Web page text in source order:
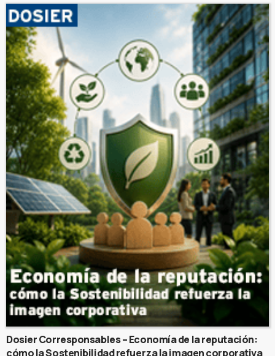
Dosier Corresponsables – Economía de la reputación:
cómo la Sostenibilidad refuerza la imagen corporativa